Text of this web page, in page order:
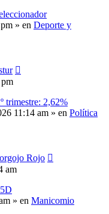
» en Deporte y
trimestre: 2,62%
11:14 am » en Política
Rojo
am
» en Manicomio